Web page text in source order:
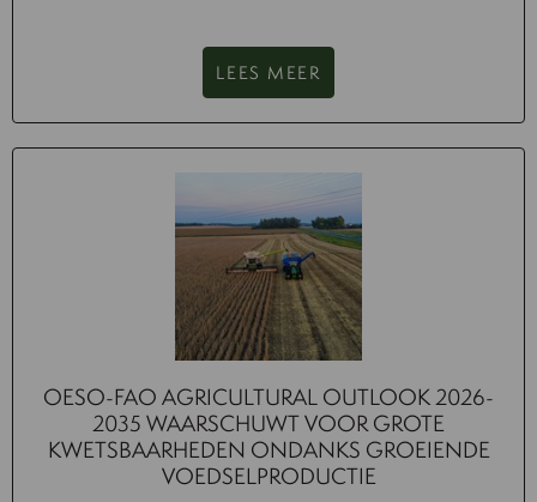
LEES MEER
OESO-FAO AGRICULTURAL OUTLOOK 2026-
2035 WAARSCHUWT VOOR GROTE
KWETSBAARHEDEN ONDANKS GROEIENDE
VOEDSELPRODUCTIE